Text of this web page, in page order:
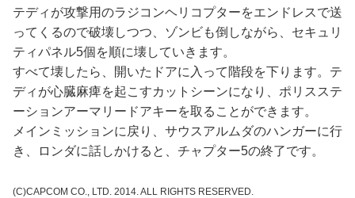
テディが攻撃用のラジコンヘリコプターをエンドレスで送
ってくるので破壊しつつ、ゾンビも倒しながら、セキュリ
ティパネル5個を順に壊していきます。
すべて壊したら、開いたドアに入って階段を下ります。テ
ディが心臓麻痺を起こすカットシーンになり、ポリスステ
ーションアーマリードアキーを取ることができます。
メインミッションに戻り、サウスアルムダのハンガーに行
き、ロンダに話しかけると、チャプター5の終了です。
(C)CAPCOM CO., LTD. 2014. ALL RIGHTS RESERVED.